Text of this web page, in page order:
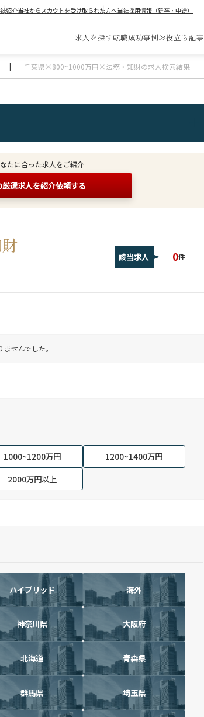
紹介当社からスカウトを受け取られた方へ当社採用情報（新卒・中途）
求人を探す転職成功事例お役立ち記事
| 千葉県×800~1000万円×法務・知財の求人検索結果
たに合った求人をご紹介
厳選求人を紹介依頼する
該当求人 0件
せんでした。
1000~1200万円
1200~1400万円
2000万円以上
ハイブリッド 海外
神奈川県 大阪府
北海道 青森県
群馬県 埼玉県